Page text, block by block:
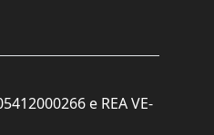
e REA VE-